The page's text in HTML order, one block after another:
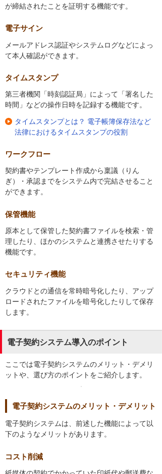
が締結されたことを証明する機能です。
電子サイン
メールアドレス認証やシステムログなどによっ
て本人確認ができます。
タイムスタンプ
第三者機関「時刻認証局」によって「署名した
時間」などの操作日時を記録する機能です。
タイムスタンプとは？ 電子帳簿保存法など
法律におけるタイムスタンプの役割
ワークフロー
契約書やテンプレート作成から稟議（りん
ぎ）・承認までをシステム内で完結させること
ができます。
保管機能
原本として保管した契約書ファイルを検索・管
理したり、ほかのシステムと連携させたりする
機能です。
セキュリティ機能
クラウドとの通信を常時暗号化したり、アップ
ロードされたファイルを暗号化したりして保存
します。
電子契約システム導入のポイント
ここでは電子契約システムのメリット・デメリ
ットや、選び方のポイントをご紹介します。
電子契約システムのメリット・デメリット
電子契約システムは、前述した機能によって以
下のようなメリットがあります。
コスト削減